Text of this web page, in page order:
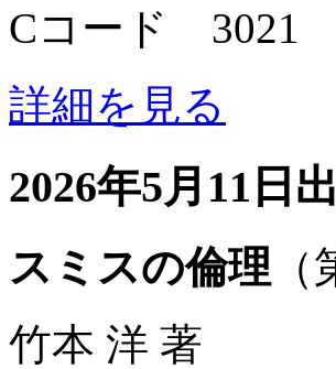
Cコード 3021
詳細を見る
2026年5月11日
スミスの倫理
竹本 洋 著